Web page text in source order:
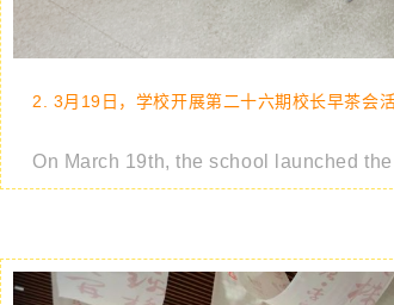
2. 3月19日，学校开展第二十六期校长早茶会活
On March 19th, the school launched